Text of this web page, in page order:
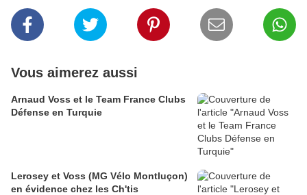
Vous aimerez aussi
Arnaud Voss et le Team France Clubs
Défense en Turquie
Lerosey et Voss (MG Vélo Montluçon)
en évidence chez les Ch'tis